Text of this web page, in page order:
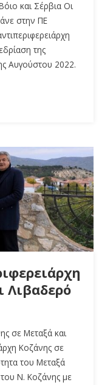
και Σέρβια Οι
στην ΠΕ
της
Αυγούστου 2022.
Λιβαδερό
σε Μεταξά και
Κοζάνης σε
του Μεταξά
Ν. Κοζάνης με